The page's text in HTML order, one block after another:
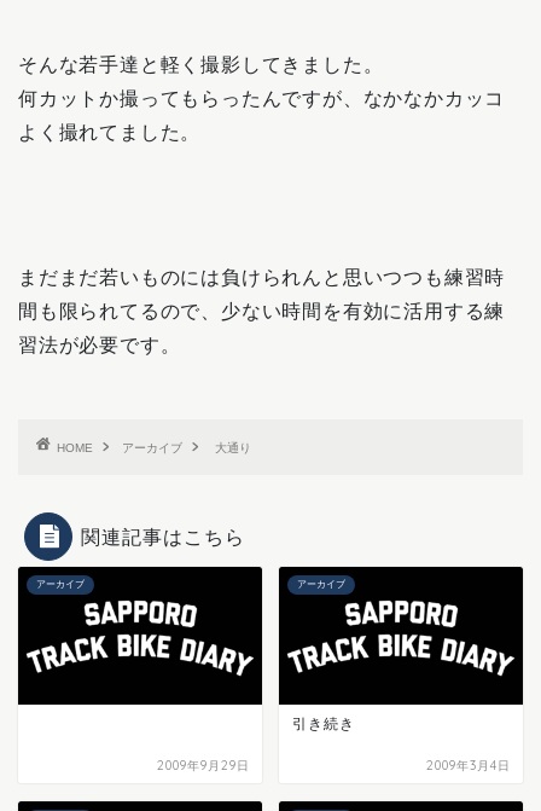
そんな若手達と軽く撮影してきました。
何カットか撮ってもらったんですが、なかなかカッコ
よく撮れてました。
まだまだ若いものには負けられんと思いつつも練習時
間も限られてるので、少ない時間を有効に活用する練
習法が必要です。
HOME アーカイブ 大通り
関連記事はこちら
アーカイブ
2009年9月29日
アーカイブ
引き続き
2009年3月4日